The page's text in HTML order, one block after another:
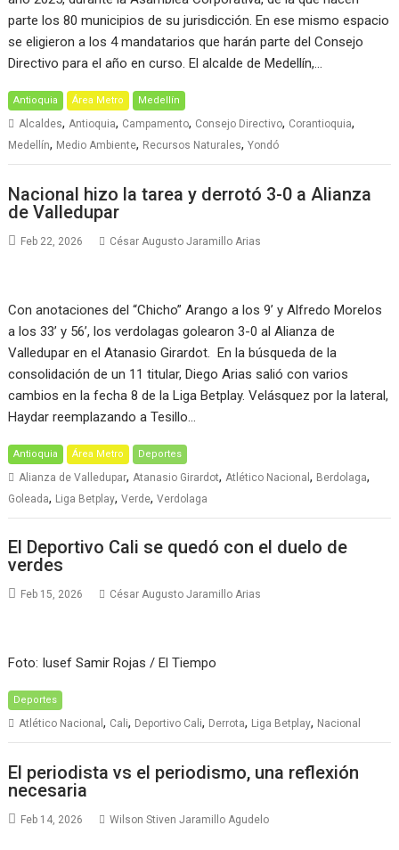
parte los 80 municipios de su jurisdicción. En ese mismo espacio
se eligieron a los 4 mandatarios que harán parte del Consejo
Directivo para el año en curso. El alcalde de Medellín,…
Antioquia Área Metro Medellín
Alcaldes,Antioquia, Campamento, Consejo Directivo, Corantioquia,
Medellín, Medio Ambiente, Recursos Naturales,Yondó
Nacional hizo la tarea y derrotó 3-0 a Alianza
de Valledupar
Feb 22, 2026 César Augusto Jaramillo Arias
Con anotaciones del “Chicho” Arango a los 9’ y Alfredo Morelos
a los 33’ y 56’, los verdolagas golearon 3-0 al Alianza de
Valledupar en el Atanasio Girardot. En la búsqueda de la
consolidación de un 11 titular, Diego Arias salió con varios
cambios en la fecha 8 de la Liga Betplay. Velásquez por la lateral,
Haydar reemplazando a Tesillo…
Antioquia Área Metro Deportes
Alianza de Valledupar,Atanasio Girardot,Atlético Nacional, Berdolaga,
Goleada, Liga Betplay,Verde,Verdolaga
El Deportivo Cali se quedó con el duelo de
verdes
Feb 15, 2026 César Augusto Jaramillo Arias
Foto: Iusef Samir Rojas / El Tiempo
Deportes
Atlético Nacional, Cali, Deportivo Cali, Derrota, Liga Betplay, Nacional
El periodista vs el periodismo, una reflexión
necesaria
Feb 14, 2026 Wilson Stiven Jaramillo Agudelo